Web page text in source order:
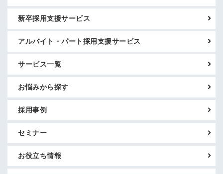
新卒採用支援サービス
アルバイト・パート採用支援サービス
サービス一覧
お悩みから探す
採用事例
セミナー
お役立ち情報